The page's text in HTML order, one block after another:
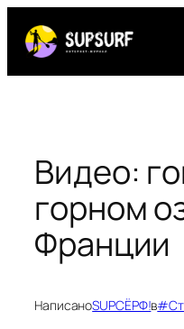
содержимому
Видео:
горном
Франции
НаписаноSUPСЁРФ!в